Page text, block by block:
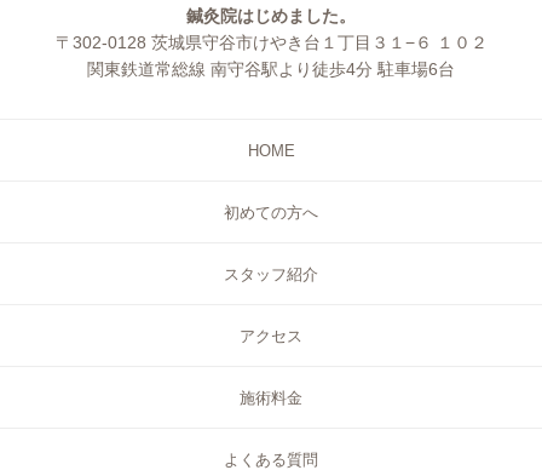
鍼灸院はじめました。
〒302-0128 茨城県守谷市けやき台１丁目３１−６ １０２
関東鉄道常総線 南守谷駅より徒歩4分 駐車場6台
HOME
初めての方へ
スタッフ紹介
アクセス
施術料金
よくある質問